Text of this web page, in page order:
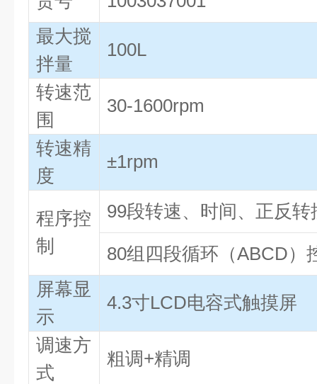
最大搅
拌量
100L
转速范
围
30-1600rpm
转速精
度
±1rpm
程序控
制
99段转速、时间、正反转
80组四段循环（ABCD）
屏幕显
示
4.3寸LCD电容式触摸屏
调速方
式
粗调+精调